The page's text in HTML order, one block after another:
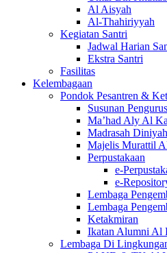
Al Aisyah
Al-Thahiriyyah
Kegiatan Santri
Jadwal Harian
Ekstra Santri
Fasilitas
Kelembagaan
Pondok Pesantren &
Susunan Pengurus
Ma’had Aly Al
Madrasah
Majelis Murattil
Perpustakaan
e-
e-
Lembaga
Lembaga
Ketakmiran
Ikatan Alumni
Lembaga Di